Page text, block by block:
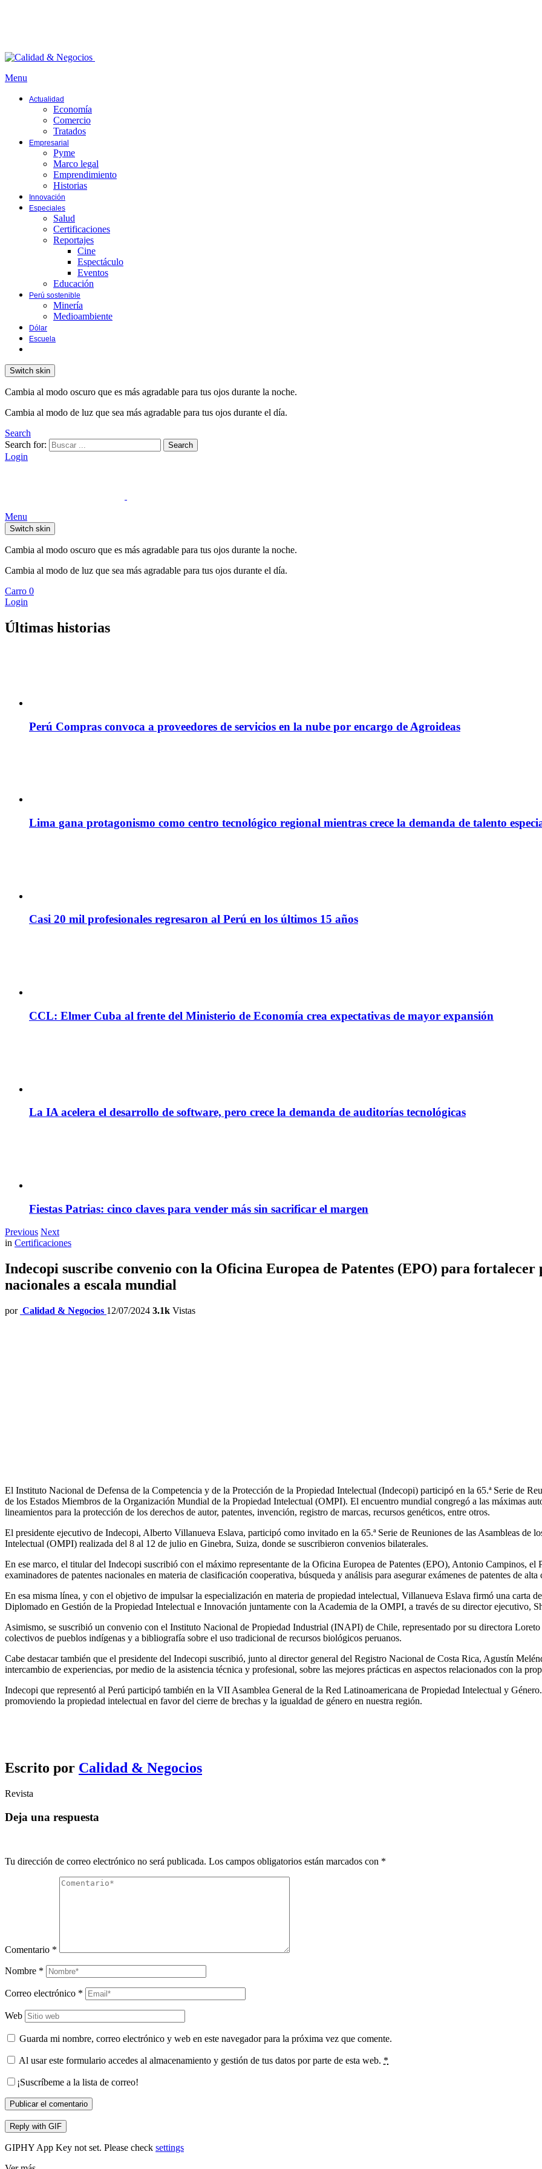
Menu
Actualidad
Economía
Comercio
Tratados
Empresarial
Pyme
Marco legal
Emprendimiento
Historias
Innovación
Especiales
Salud
Certificaciones
Reportajes
Cine
Espectáculo
Eventos
Educación
Perú sostenible
Minería
Medioambiente
Dólar
Escuela
Switch skin
Cambia al modo oscuro que es más agradable para tus ojos durante la noche.
Cambia al modo de luz que sea más agradable para tus ojos durante el día.
Search
Search for:
Search
Login
Menu
Switch skin
Cambia al modo oscuro que es más agradable para tus ojos durante la noche.
Cambia al modo de luz que sea más agradable para tus ojos durante el día.
Carro 0
Login
Últimas historias
Perú Compras convoca a proveedores de servicios en la nube por encargo de Agroideas
Lima gana protagonismo como centro tecnológico regional mientras crece la demanda de talento
Casi 20 mil profesionales regresaron al Perú en los últimos 15 años
CCL: Elmer Cuba al frente del Ministerio de Economía crea expectativas de mayor expansión
La IA acelera el desarrollo de software, pero crece la demanda de auditorías tecnológicas
Fiestas Patrias: cinco claves para vender más sin sacrificar el margen
Previous Next
in Certificaciones
Indecopi suscribe convenio con la Oficina Europea de Patentes (EPO) para
nacionales a escala mundial
por Calidad & Negocios 12/07/2024 3.1k Vistas
El Instituto Nacional de Defensa de la Competencia y de la Protección de la Propiedad Intelectual (Indecopi) participó en la 65.ª Serie de
de los Estados Miembros de la Organización Mundial de la Propiedad Intelectual (OMPI). El encuentro mundial congregó a las máximas
lineamientos para la protección de los derechos de autor, patentes, invención, registro de marcas, recursos genéticos, entre otros.
El presidente ejecutivo de Indecopi, Alberto Villanueva Eslava, participó como invitado en la 65.ª Serie de Reuniones de las Asambleas de
Intelectual (OMPI) realizada del 8 al 12 de julio en Ginebra, Suiza, donde se suscribieron convenios bilaterales.
En ese marco, el titular del Indecopi suscribió con el máximo representante de la Oficina Europea de Patentes (EPO), Antonio Campinos,
examinadores de patentes nacionales en materia de clasificación cooperativa, búsqueda y análisis para asegurar exámenes de patentes de
En esa misma línea, y con el objetivo de impulsar la especialización en materia de propiedad intelectual, Villanueva Eslava firmó una carta
Diplomado en Gestión de la Propiedad Intelectual e Innovación juntamente con la Academia de la OMPI, a través de su director ejecutivo,
Asimismo, se suscribió un convenio con el Instituto Nacional de Propiedad Industrial (INAPI) de Chile, representado por su directora
colectivos de pueblos indígenas y a bibliografía sobre el uso tradicional de recursos biológicos peruanos.
Cabe destacar también que el presidente del Indecopi suscribió, junto al director general del Registro Nacional de Costa Rica, Agustín
intercambio de experiencias, por medio de la asistencia técnica y profesional, sobre las mejores prácticas en aspectos relacionados con la
Indecopi que representó al Perú participó también en la VII Asamblea General de la Red Latinoamericana de Propiedad Intelectual y
promoviendo la propiedad intelectual en favor del cierre de brechas y la igualdad de género en nuestra región.
Escrito por Calidad & Negocios
Revista
Deja una respuesta
Tu dirección de correo electrónico no será publicada. Los campos obligatorios están marcados con *
Comentario *
Nombre *
Correo electrónico *
Web
Guarda mi nombre, correo electrónico y web en este navegador para la próxima vez que comente.
Al usar este formulario accedes al almacenamiento y gestión de tus datos por parte de esta web. *
¡Suscríbeme a la lista de correo!
Publicar el comentario
Reply with GIF
GIPHY App Key not set. Please check settings